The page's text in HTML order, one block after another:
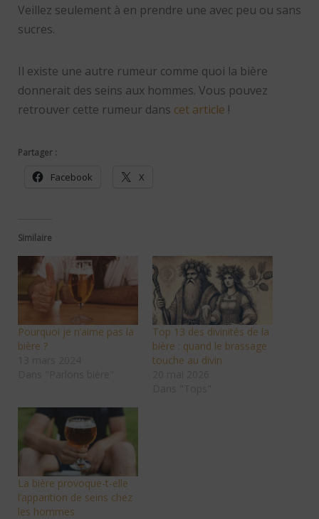
Veillez seulement à en prendre une avec peu ou sans
sucres.
Il existe une autre rumeur comme quoi la bière
donnerait des seins aux hommes. Vous pouvez
retrouver cette rumeur dans cet article !
Partager :
Facebook X
Similaire
Pourquoi je n’aime pas la
bière ?
Top 13 des divinités de la
bière : quand le brassage
touche au divin
La bière provoque-t-elle
l’apparition de seins chez
les hommes